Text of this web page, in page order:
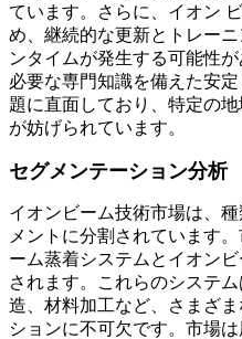
ています。さらに、イオン
め、継続的な更新とトレー
ンタイムが発生する可能性が
必要な専門知識を備えた安
題に直面しており、特定の
が妨げられています。
セグメンテーション分析
イオンビーム技術市場は、
メントに分割されています
ーム蒸着システムとイオン
されます。これらのシステ
造、材料加工など、さまざ
ションに不可欠です。市場